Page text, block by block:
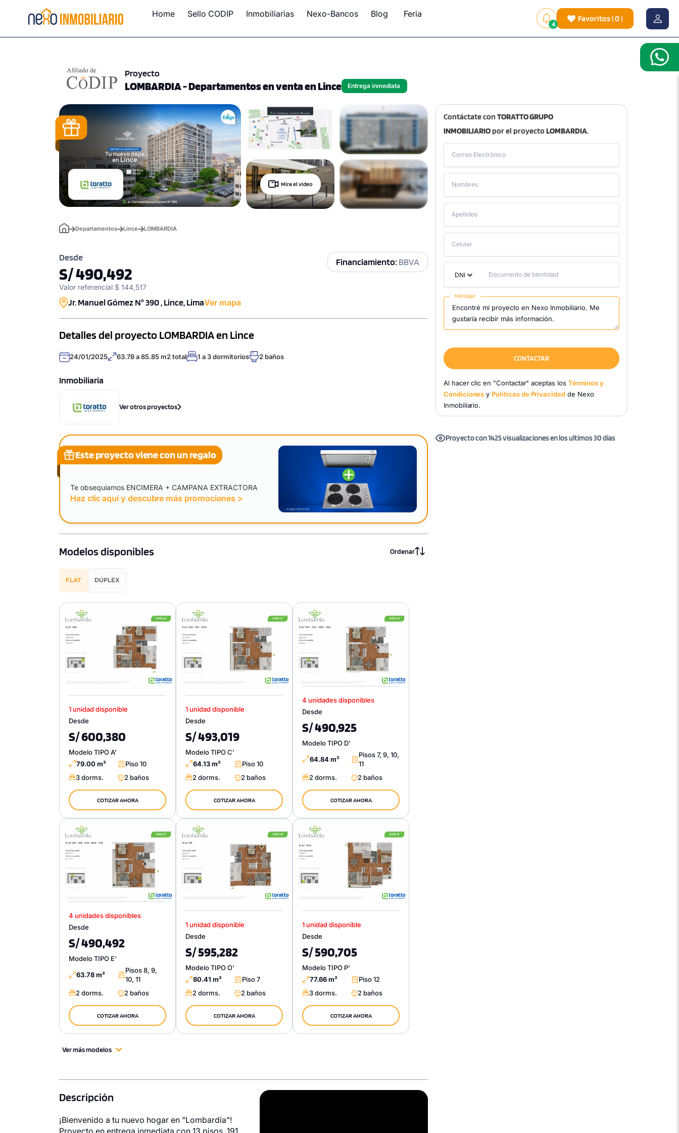
Home Sello CODIP Inmobiliarias Nexo-Bancos Blog Feria
4
Favoritos(0)
Proyecto
LOMBARDIA - Departamentos en venta en Lince Entrega inmediata
Contáctate con TORATTO GRUPO
INMOBILIARIOpor el proyecto LOMBARDIA.
Correo Electrónico
Nombres
Apellidos
Celular
DNI Documento de Identidad
Mensaje
CONTACTAR
Al hacer clic en "Contactar" aceptas los Términos y
Condiciones yPolíticas de Privacidadde Nexo
Inmobiliario.
Proyecto con 1425 visualizaciones en los ultimos 30 días
Mira el video
Departamentos Lince LOMBARDIA
Financiamiento: BBVA
Desde
S/ 490,492
Valor referencial $ 144,517
Jr. Manuel Gómez N° 390 , Lince, LimaVer mapa
Detalles del proyecto LOMBARDIA en Lince
24/01/2025 63.78 a 85.85 m2 total 1 a 3 dormitorios 2 baños
Inmobiliaria
Ver otros proyectos
Te obsequiamos ENCIMERA + CAMPANA EXTRACTORA
Haz clic aquí y descubre más promociones >
Este proyecto viene con un regalo
Modelos disponibles Ordenar
FLAT DÚPLEX
1 unidad disponible
Desde
S/ 600,380
Modelo TIPO A'
79.00 m²
Piso 10
3 dorms.
2 baños
COTIZAR AHORA
1 unidad disponible
Desde
S/ 493,019
Modelo TIPO C'
64.13 m²
Piso 10
2 dorms.
2 baños
COTIZAR AHORA
4 unidades disponibles
Desde
S/ 490,925
Modelo TIPO D'
64.84 m²
Pisos 7, 9, 10,
11
2 dorms.
2 baños
COTIZAR AHORA
4 unidades disponibles
Desde
S/ 490,492
Modelo TIPO E'
63.78 m²
Pisos 8, 9,
10, 11
2 dorms.
2 baños
COTIZAR AHORA
1 unidad disponible
Desde
S/ 595,282
Modelo TIPO O'
80.41 m²
Piso 7
2 dorms.
2 baños
COTIZAR AHORA
1 unidad disponible
Desde
S/ 590,705
Modelo TIPO P'
77.66 m²
Piso 12
3 dorms.
2 baños
COTIZAR AHORA
Ver más modelos
Descripción
¡Bienvenido a tu nuevo hogar en "Lombardía"!
Video